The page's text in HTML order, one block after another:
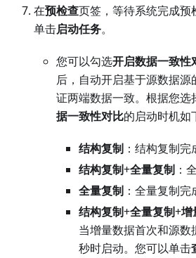
在预检查页签，等待系统完成预
单击启动任务。
您可以勾选开启数据一致性
后，自动开启基于源数据
证两端数据一致。根据您选
据一致性对比的启动时机如
结构复制 ：结构复制完
结构复制+全量复制 ：
全量复制 ：全量复制完
结构复制+全量复制+增
当增量数据首次和源数
秒时启动。您可以单击